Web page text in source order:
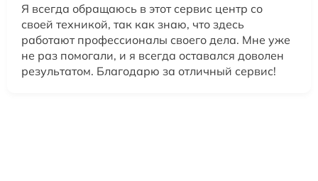
Я всегда обращаюсь в этот сервис центр со
своей техникой, так как знаю, что здесь
работают профессионалы своего дела. Мне уже
не раз помогали, и я всегда оставался доволен
результатом. Благодарю за отличный сервис!